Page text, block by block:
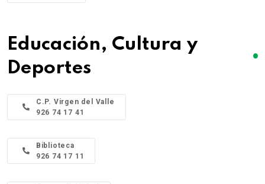
Educación, Cultura y
Deportes
C.P. Virgen del Valle
926 74 17 41
Biblioteca
926 74 17 11